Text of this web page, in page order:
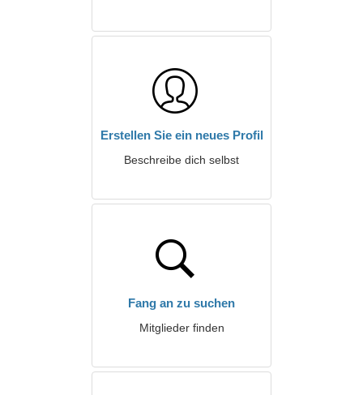
Erstellen Sie ein neues Profil
Beschreibe dich selbst
Fang an zu suchen
Mitglieder finden